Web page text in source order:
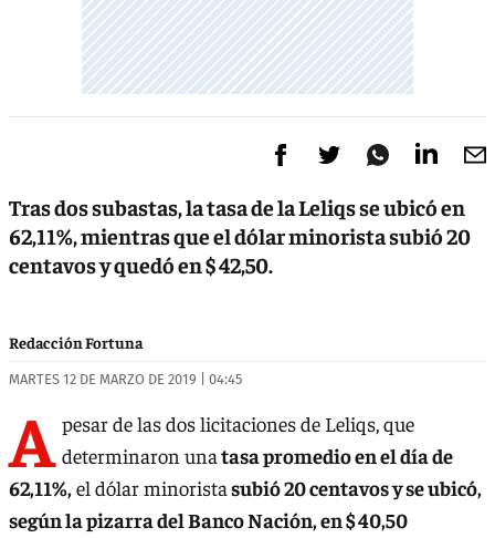
Tras dos subastas, la tasa de la Leliqs se ubicó en
62,11%, mientras que el dólar minorista subió 20
centavos y quedó en $ 42,50.
Redacción Fortuna
MARTES 12 DE MARZO DE 2019 | 04:45
A pesar de las dos licitaciones de Leliqs, que
determinaron unatasa promedio en el día de
62,11%,el dólar minoristasubió 20 centavos y se ubicó,
según la pizarra del Banco Nación, en $ 40,50